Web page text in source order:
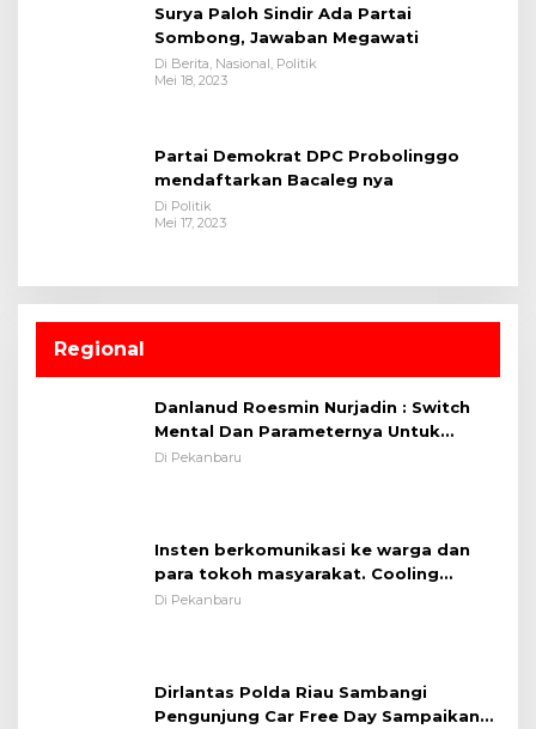
Surya Paloh Sindir Ada Partai
Sombong, Jawaban Megawati
Di Berita, Nasional, Politik
Mei 18, 2023
Partai Demokrat DPC Probolinggo
mendaftarkan Bacaleg nya
Di Politik
Mei 17, 2023
Regional
Danlanud Roesmin Nurjadin : Switch
Mental Dan Parameternya Untuk
Melaksanakan ✈
Di Pekanbaru
Insten berkomunikasi ke warga dan
para tokoh masyarakat. Cooling
System OMP LK ²024 Polsek Rumbai,
Di Pekanbaru
Dirlantas Polda Riau Sambangi
Pengunjung Car Free Day Sampaikan